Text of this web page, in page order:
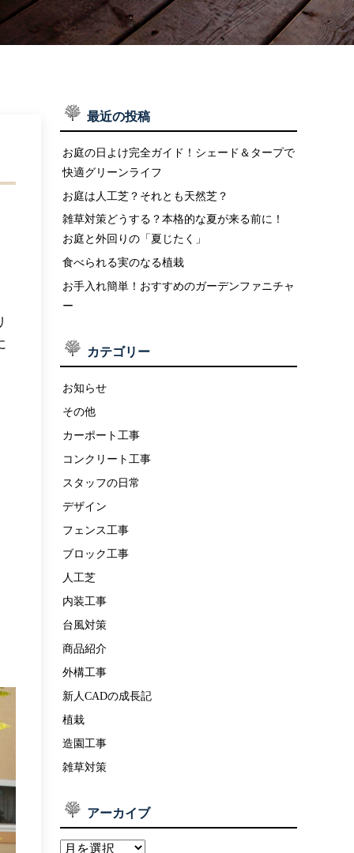
INSTAGRAM
最近の投稿
お庭の日よけ完全ガイド！シェード＆タープで
快適グリーンライフ
お庭は人工芝？それとも天然芝？
雑草対策どうする？本格的な夏が来る前に！
お庭と外回りの「夏じたく」
食べられる実のなる植栽
お手入れ簡単！おすすめのガーデンファニチャ
ー
カテゴリー
お知らせ
その他
カーポート工事
コンクリート工事
スタッフの日常
デザイン
フェンス工事
ブロック工事
人工芝
内装工事
台風対策
商品紹介
外構工事
新人CADの成長記
植栽
造園工事
雑草対策
アーカイブ